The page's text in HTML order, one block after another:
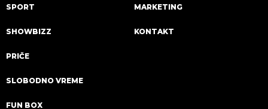
SPORT
SHOWBIZZ
PRIČE
SLOBODNO VREME
FUN BOX
MARKETING
KONTAKT